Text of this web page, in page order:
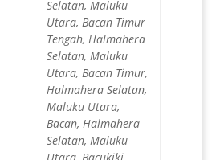
Selatan, Maluku
Utara, Bacan Timur
Tengah, Halmahera
Selatan, Maluku
Utara, Bacan Timur,
Halmahera Selatan,
Maluku Utara,
Bacan, Halmahera
Selatan, Maluku